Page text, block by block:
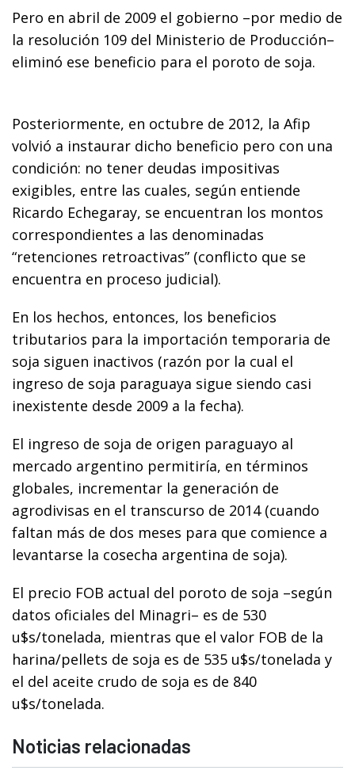
Pero en abril de 2009 el gobierno –por medio de
la resolución 109 del Ministerio de Producción–
eliminó ese beneficio para el poroto de soja.
Posteriormente, en octubre de 2012, la Afip
volvió a instaurar dicho beneficio pero con una
condición: no tener deudas impositivas
exigibles, entre las cuales, según entiende
Ricardo Echegaray, se encuentran los montos
correspondientes a las denominadas
“retenciones retroactivas” (conflicto que se
encuentra en proceso judicial).
En los hechos, entonces, los beneficios
tributarios para la importación temporaria de
soja siguen inactivos (razón por la cual el
ingreso de soja paraguaya sigue siendo casi
inexistente desde 2009 a la fecha).
El ingreso de soja de origen paraguayo al
mercado argentino permitiría, en términos
globales, incrementar la generación de
agrodivisas en el transcurso de 2014 (cuando
faltan más de dos meses para que comience a
levantarse la cosecha argentina de soja).
El precio FOB actual del poroto de soja –según
datos oficiales del Minagri– es de 530
u$s/tonelada, mientras que el valor FOB de la
harina/pellets de soja es de 535 u$s/tonelada y
el del aceite crudo de soja es de 840
u$s/tonelada.
Noticias relacionadas